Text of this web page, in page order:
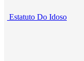
Estatuto Do Idoso